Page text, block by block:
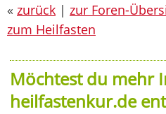
« zurück | zur Foren-
zum Heilfasten
Möchtest du mehr
heilfastenkur.de